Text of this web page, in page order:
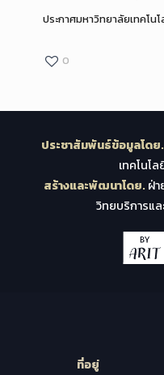
ประกาศมหาวิทยาลัยเทคโน
0
ประชาสัมพันธ์ข้อมูลโดย.
เทคโนโ
สร้างและพัฒนาโดย. ฝ่
วิทยบริการแล
ที่อยู่